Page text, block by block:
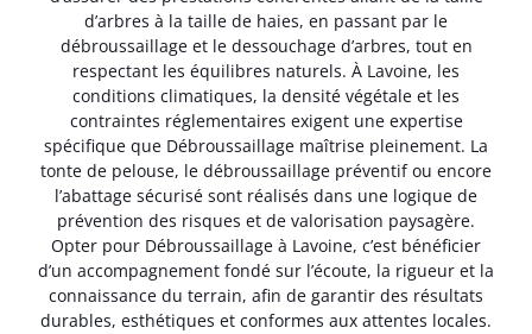
d’arbres à la taille de haies, en passant par le
débroussaillage et le dessouchage d’arbres, tout en
respectant les équilibres naturels. À Lavoine, les
conditions climatiques, la densité végétale et les
contraintes réglementaires exigent une expertise
spécifique que Débroussaillage maîtrise pleinement. La
tonte de pelouse, le débroussaillage préventif ou encore
l’abattage sécurisé sont réalisés dans une logique de
prévention des risques et de valorisation paysagère.
Opter pour Débroussaillage à Lavoine, c’est bénéficier
d’un accompagnement fondé sur l’écoute, la rigueur et la
connaissance du terrain, afin de garantir des résultats
durables, esthétiques et conformes aux attentes locales.